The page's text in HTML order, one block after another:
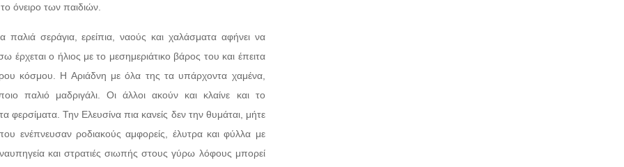
όνειρο των παιδιών.
σεράγια, ερείπια, ναούς και χαλάσματα αφήνει να
ο ήλιος με το μεσημεριάτικο βάρος του και έπειτα
κόσμου. Η Αριάδνη με όλα της τα υπάρχοντα χαμένα,
παλιό μαδριγάλι. Οι άλλοι ακούν και κλαίνε και το
φερσίματα. Την Ελευσίνα πια κανείς δεν την θυμάται, μήτε
ενέπνευσαν ροδιακούς αμφορείς, έλυτρα και φύλλα με
και στρατιές σιωπής στους γύρω λόφους μπορεί